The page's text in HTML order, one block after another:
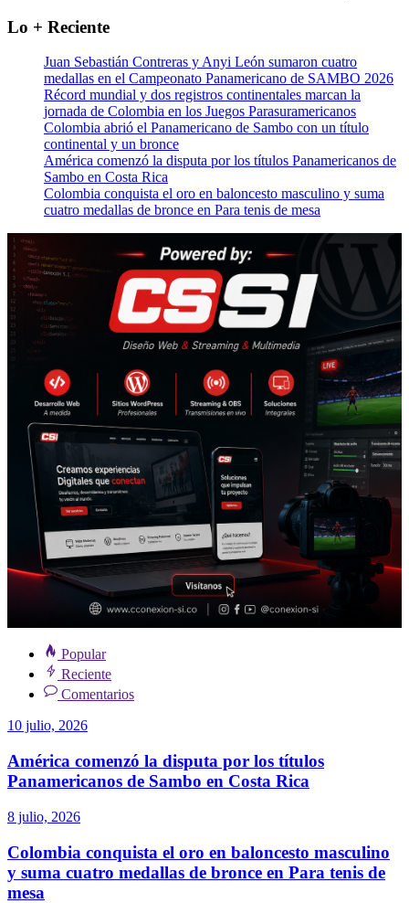
Lo + Reciente
Juan Sebastián Contreras y Anyi León sumaron cuatro
medallas en el Campeonato Panamericano de SAMBO 2026
Récord mundial y dos registros continentales marcan la
jornada de Colombia en los Juegos Parasuramericanos
Colombia abrió el Panamericano de Sambo con un título
continental y un bronce
América comenzó la disputa por los títulos Panamericanos de
Sambo en Costa Rica
Colombia conquista el oro en baloncesto masculino y suma
cuatro medallas de bronce en Para tenis de mesa
Popular
Reciente
Comentarios
10 julio, 2026
América comenzó la disputa por los títulos
Panamericanos de Sambo en Costa Rica
8 julio, 2026
Colombia conquista el oro en baloncesto masculino
y suma cuatro medallas de bronce en Para tenis de
mesa